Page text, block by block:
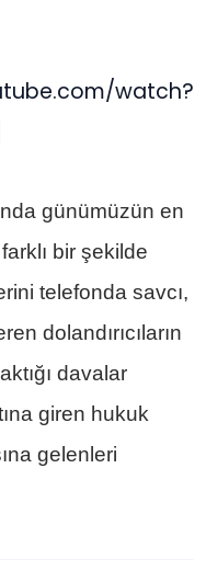
watch?
günümüzün en
farklı bir şekilde
telefonda savcı,
dolandırıcıların
davalar
giren hukuk
gelenleri